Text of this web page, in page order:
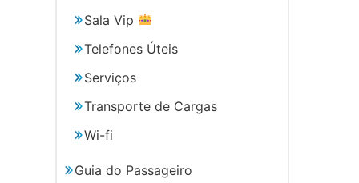
Sala Vip
Telefones Úteis
Serviços
Transporte de Cargas
Wi-fi
Guia do Passageiro